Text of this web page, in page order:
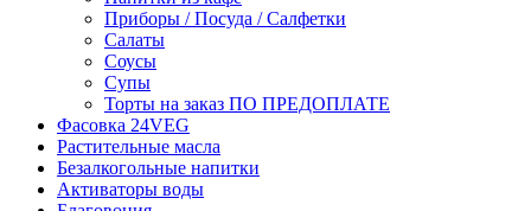
Приборы / Посуда / Салфетки
Салаты
Соусы
Супы
Торты на заказ ПО ПРЕДОПЛАТЕ
Фасовка 24VEG
Растительные масла
Безалкогольные напитки
Активаторы воды